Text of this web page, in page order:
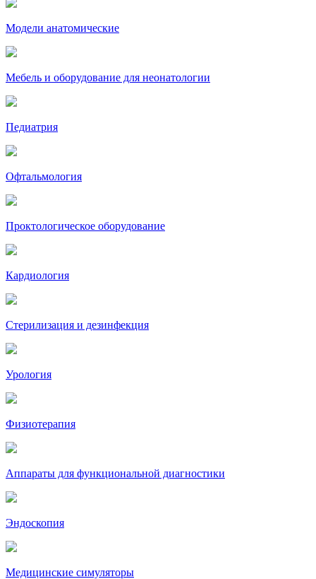
Модели анатомические
Мебель и оборудование для неонатологии
Педиатрия
Офтальмология
Проктологическое оборудование
Кардиология
Стерилизация и дезинфекция
Урология
Физиотерапия
Аппараты для функциональной диагностики
Эндоскопия
Медицинские симуляторы